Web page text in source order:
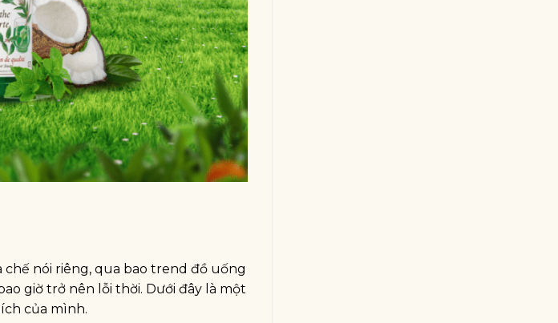
nói riêng, qua bao trend đồ uống
giờ trở nên lỗi thời. Dưới đây là một
của mình.